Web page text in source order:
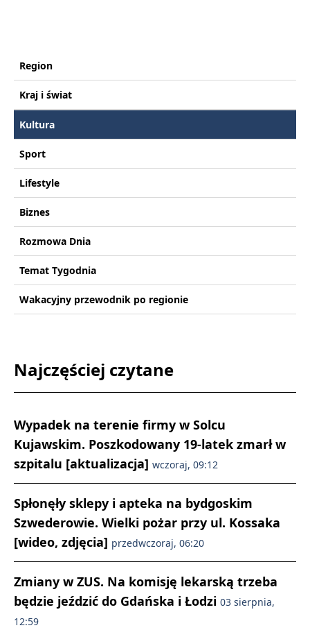
Region
Kraj i świat
Kultura
Sport
Lifestyle
Biznes
Rozmowa Dnia
Temat Tygodnia
Wakacyjny przewodnik po regionie
Najczęściej czytane
Wypadek na terenie firmy w Solcu
Kujawskim. Poszkodowany 19-latek zmarł w
szpitalu [aktualizacja] wczoraj, 09:12
Spłonęły sklepy i apteka na bydgoskim
Szwederowie. Wielki pożar przy ul. Kossaka
[wideo, zdjęcia] przedwczoraj, 06:20
Zmiany w ZUS. Na komisję lekarską trzeba
będzie jeździć do Gdańska i Łodzi 03 sierpnia,
12:59